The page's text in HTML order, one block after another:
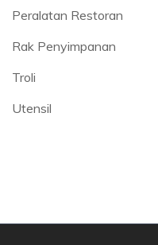
Peralatan Restoran
Rak Penyimpanan
Troli
Utensil